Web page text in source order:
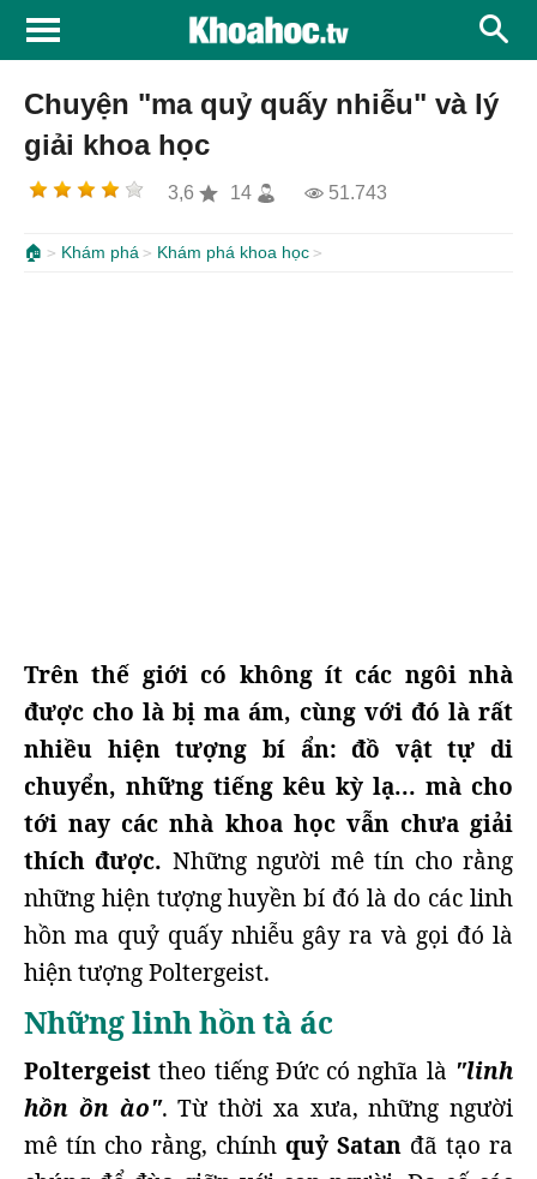
Chuyện "ma quỷ quấy nhiễu" và lý
giải khoa học
3,6 14 51.743
🏠 Khám phá Khám phá khoa học
Trên thế giới có không ít các ngôi nhà
được cho là bị ma ám, cùng với đó là rất
nhiều hiện tượng bí ẩn: đồ vật tự di
chuyển, những tiếng kêu kỳ lạ... mà cho
tới nay các nhà khoa học vẫn chưa giải
thích được. Những người mê tín cho rằng
những hiện tượng huyền bí đó là do các linh
hồn ma quỷ quấy nhiễu gây ra và gọi đó là
hiện tượng Poltergeist.
Những linh hồn tà ác
Poltergeist theo tiếng Đức có nghĩa là "linh
hồn ồn ào". Từ thời xa xưa, những người
mê tín cho rằng, chính quỷ Satan đã tạo ra